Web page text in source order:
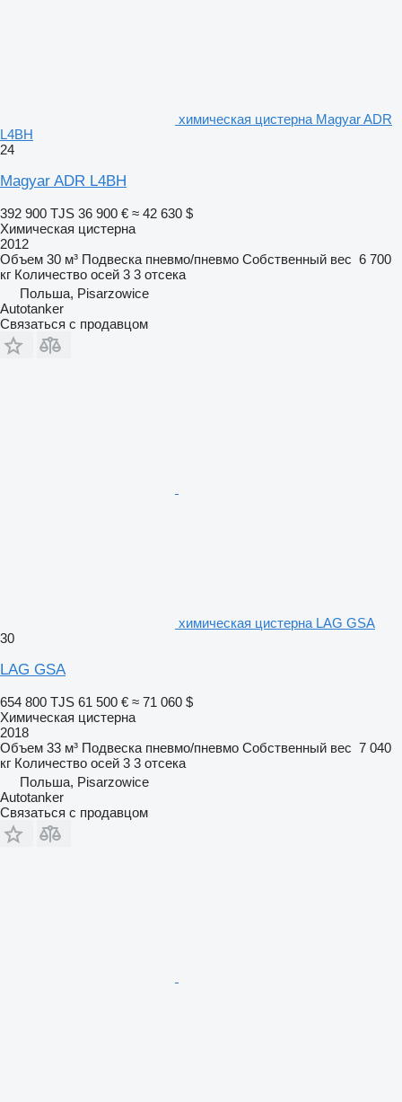
химическая цистерна Magyar ADR
L4BH
24
Magyar ADR L4BH
392 900 TJS 36 900 € ≈ 42 630 $
Химическая цистерна
2012
Объем 30 м³ Подвеска пневмо/пневмо Собственный вес 6 700
кг Количество осей 3 3 отсека
Польша, Pisarzowice
Autotanker
Связаться с продавцом
химическая цистерна LAG GSA
30
LAG GSA
654 800 TJS 61 500 € ≈ 71 060 $
Химическая цистерна
2018
Объем 33 м³ Подвеска пневмо/пневмо Собственный вес 7 040
кг Количество осей 3 3 отсека
Польша, Pisarzowice
Autotanker
Связаться с продавцом